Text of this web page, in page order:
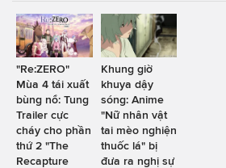
"Re:ZERO"
Mùa 4 tái xuất
bùng nổ: Tung
Trailer cực
cháy cho phần
thứ 2 "The
Recapture
Khung giờ
khuya dậy
sóng: Anime
"Nữ nhân vật
tai mèo nghiện
thuốc lá" bị
đưa ra nghị sự